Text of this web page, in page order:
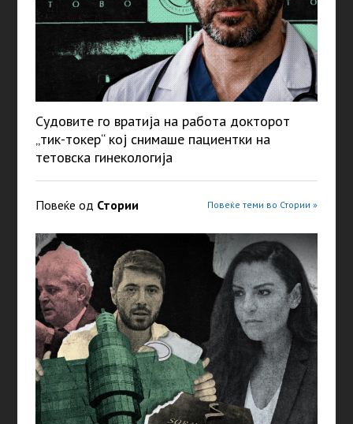
Судовите го вратија на работа докторот
„тик-токер“ кој снимаше пациентки на
тетовска гинекологија
Повеќе од Стории Повеќе теми во Стории »